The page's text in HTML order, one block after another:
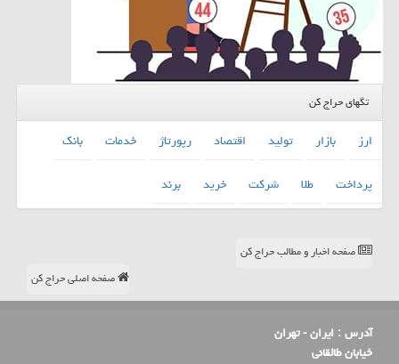
تگهای حراج کن
ارز بازار تولید اقتصاد رپورتاژ خدمات
بانك
پرداخت
طلا شركت خرید برند
صفحه اخبار و مطالب حراج کن
صفحه اصلی حراج کن
آدرس : ایران - تهران
خیابان طالقانی